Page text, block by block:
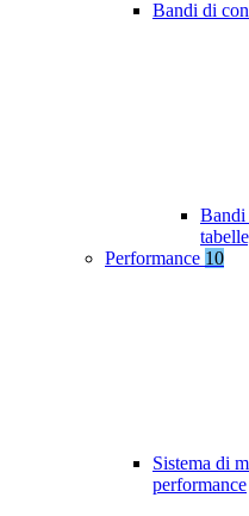
Bandi di
Bandi
Performance 10
Sistema di
performance